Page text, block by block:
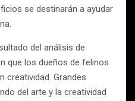
se destinarán a ayudar
del análisis de
que los dueños de felinos
creatividad. Grandes
del arte y la creatividad